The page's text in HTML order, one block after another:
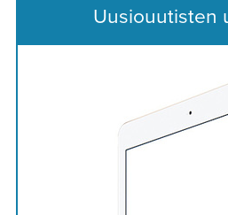
Uusiouutisten